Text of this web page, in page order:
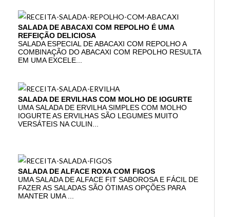
SALADA DE ABACAXI COM REPOLHO É UMA
REFEIÇÃO DELICIOSA
SALADA ESPECIAL DE ABACAXI COM REPOLHO A
COMBINAÇÃO DO ABACAXI COM REPOLHO RESULTA
EM UMA EXCELE...
SALADA DE ERVILHAS COM MOLHO DE IOGURTE
UMA SALADA DE ERVILHA SIMPLES COM MOLHO
IOGURTE AS ERVILHAS SÃO LEGUMES MUITO
VERSÁTEIS NA CULIN...
SALADA DE ALFACE ROXA COM FIGOS
UMA SALADA DE ALFACE FIT SABOROSA E FÁCIL DE
FAZER AS SALADAS SÃO ÓTIMAS OPÇÕES PARA
MANTER UMA ...